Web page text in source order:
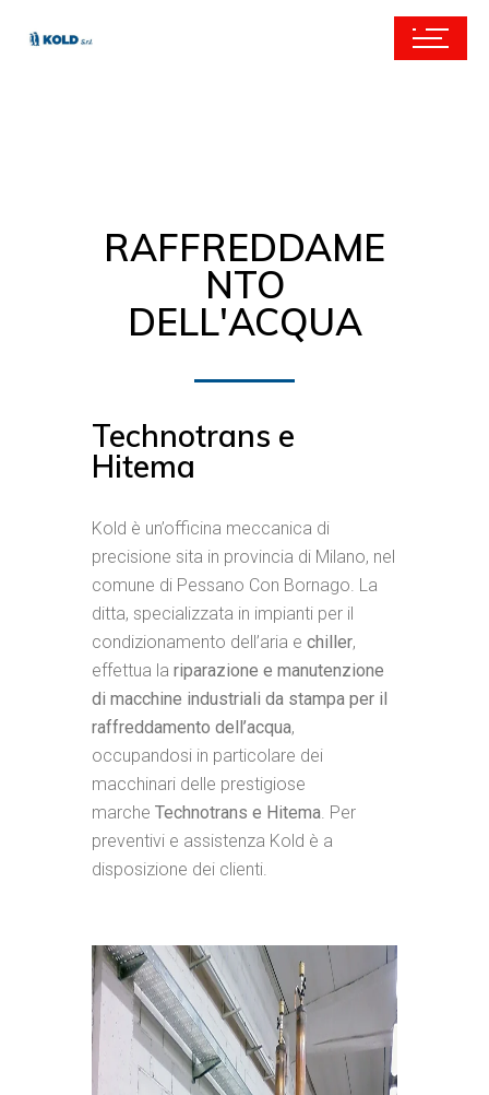
RAFFREDDAME
NTO
DELL'ACQUA
Technotrans e
Hitema
Kold è un’officina meccanica di
precisione sita in provincia di Milano, nel
comune di Pessano Con Bornago. La
ditta, specializzata in impianti per il
condizionamento dell’aria e chiller,
effettua la riparazione e manutenzione
di macchine industriali da stampa per il
raffreddamento dell’acqua,
occupandosi in particolare dei
macchinari delle prestigiose
marche Technotrans e Hitema. Per
preventivi e assistenza Kold è a
disposizione dei clienti.